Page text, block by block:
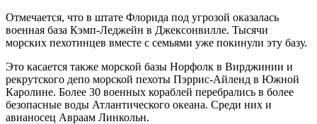
Отмечается, что в штате Флорида под угрозой оказалась
военная база Кэмп-Леджейн в Джексонвилле. Тысячи
морских пехотинцев вместе с семьями уже покинули эту базу.
Это касается также морской базы Норфолк в Вирджинии и
рекрутского депо морской пехоты Пэррис-Айленд в Южной
Каролине. Более 30 военных кораблей перебрались в более
безопасные воды Атлантического океана. Среди них и
авианосец Авраам Линкольн.